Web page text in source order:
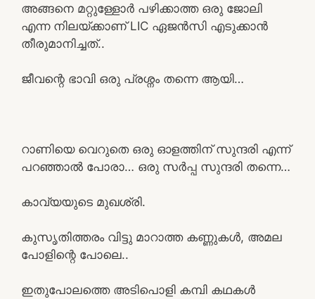
അങ്ങനെ മറ്റുള്ളോർ പഴിക്കാത്ത ഒരു ജോലി
എന്ന നിലയ്ക്കാണ് LIC ഏജൻസി എടുക്കാൻ
തീരുമാനിച്ചത്..
ജീവന്റെ ഭാവി ഒരു പ്രശ്നം തന്നെ ആയി…
റാണിയെ വെറുതെ ഒരു ഓളത്തിന് സുന്ദരി എന്ന്
പറഞ്ഞാൽ പോരാ… ഒരു സർപ്പ സുന്ദരി തന്നെ…
കാവ്യയുടെ മുഖശ്രി.
കുസൃതിത്തരം വിട്ടു മാറാത്ത കണ്ണുകൾ, അമല
പോളിന്റെ പോലെ..
ഇതുപോലത്തെ അടിപൊളി കമ്പി കഥകൾ